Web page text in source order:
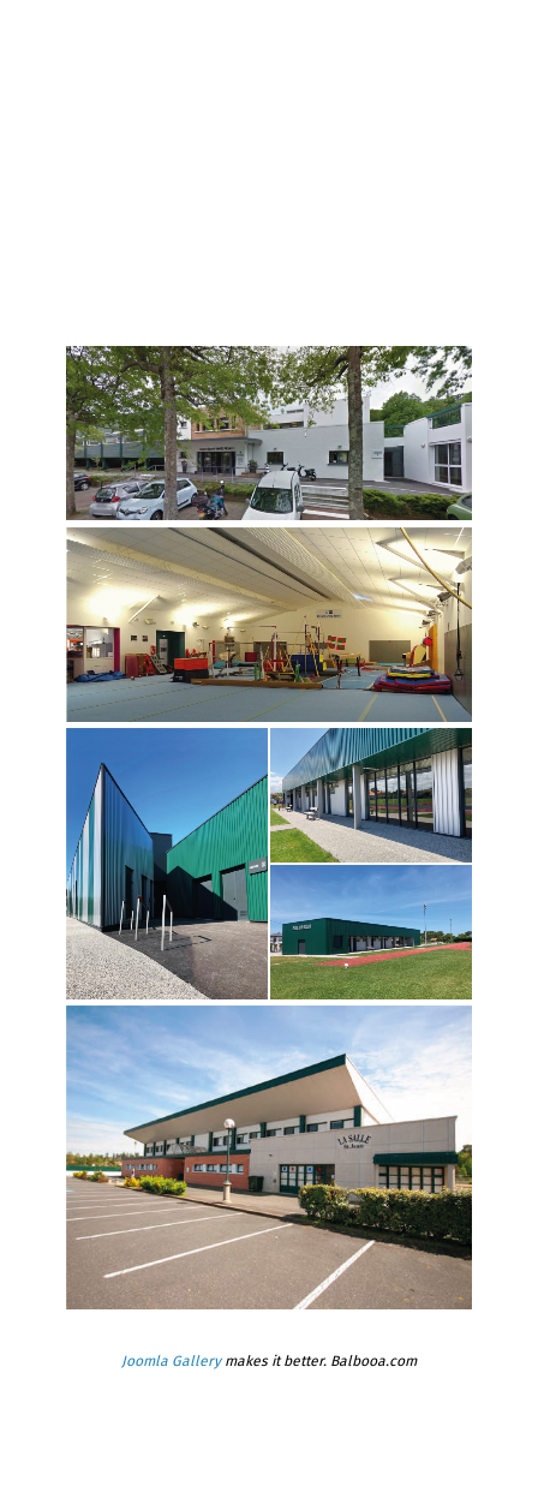
Joomla Gallerymakes it better. Balbooa.com